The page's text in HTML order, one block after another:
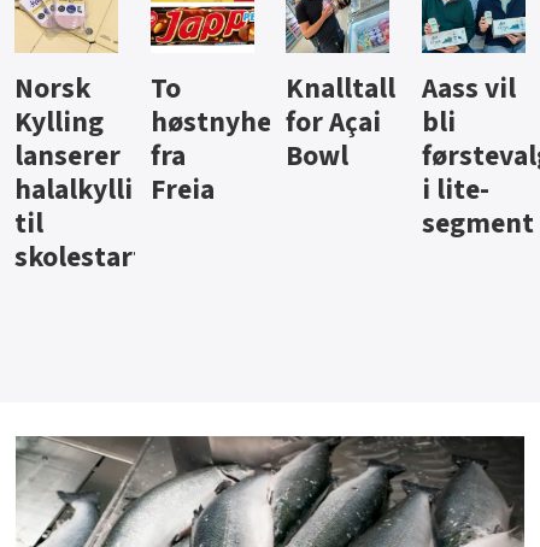
Knalltall
for Açai
Bowl
Aass vil
bli
førstevalg
i lite-
Brus og
jus fra
Berentsen
Hard
iste fra
Hansa